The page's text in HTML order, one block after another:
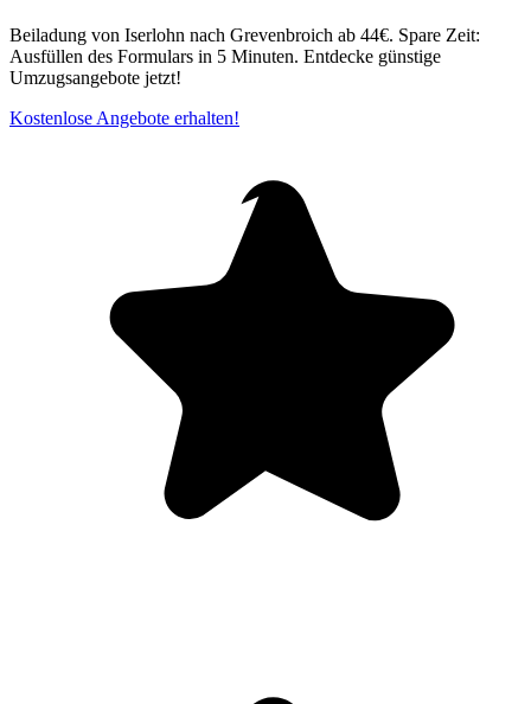
Beiladung von Iserlohn nach Grevenbroich ab 44€. Spare Zeit:
Ausfüllen des Formulars in 5 Minuten. Entdecke günstige
Umzugsangebote jetzt!
Kostenlose Angebote erhalten!